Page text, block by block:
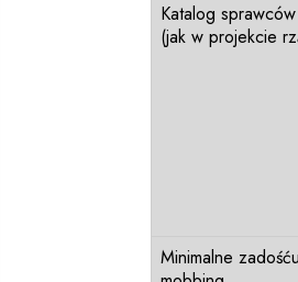
Katalog sprawców
(jak w projekcie
Minimalne